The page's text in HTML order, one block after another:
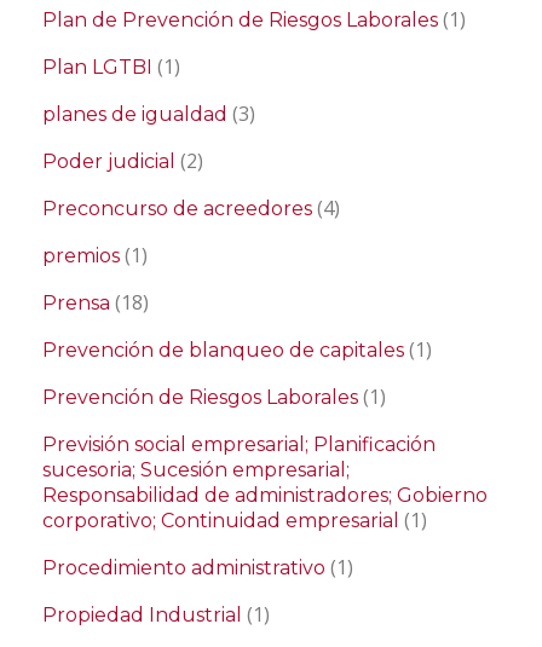
Plan de Prevención de Riesgos Laborales (1)
Plan LGTBI (1)
planes de igualdad (3)
Poder judicial (2)
Preconcurso de acreedores (4)
premios (1)
Prensa (18)
Prevención de blanqueo de capitales (1)
Prevención de Riesgos Laborales (1)
Previsión social empresarial; Planificación
sucesoria; Sucesión empresarial;
Responsabilidad de administradores; Gobierno
corporativo; Continuidad empresarial (1)
Procedimiento administrativo (1)
Propiedad Industrial (1)